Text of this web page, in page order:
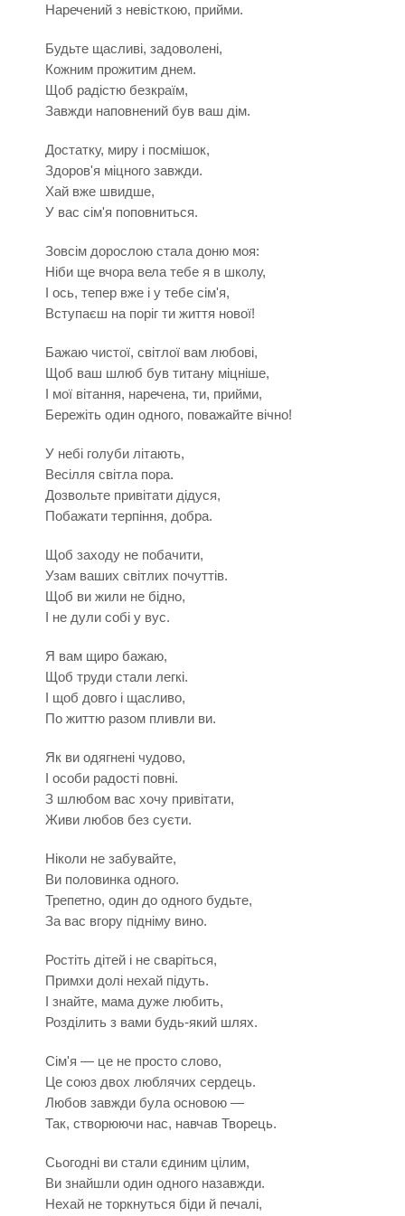
Наречений з невісткою, прийми.
Будьте щасливі, задоволені,
Кожним прожитим днем.
Щоб радістю безкраїм,
Завжди наповнений був ваш дім.
Достатку, миру і посмішок,
Здоров'я міцного завжди.
Хай вже швидше,
У вас сім'я поповниться.
Зовсім дорослою стала доню моя:
Ніби ще вчора вела тебе я в школу,
І ось, тепер вже і у тебе сім'я,
Вступаєш на поріг ти життя нової!
Бажаю чистої, світлої вам любові,
Щоб ваш шлюб був титану міцніше,
І мої вітання, наречена, ти, прийми,
Бережіть один одного, поважайте вічно!
У небі голуби літають,
Весілля світла пора.
Дозвольте привітати дідуся,
Побажати терпіння, добра.
Щоб заходу не побачити,
Узам ваших світлих почуттів.
Щоб ви жили не бідно,
І не дули собі у вус.
Я вам щиро бажаю,
Щоб труди стали легкі.
І щоб довго і щасливо,
По життю разом пливли ви.
Як ви одягнені чудово,
І особи радості повні.
З шлюбом вас хочу привітати,
Живи любов без суєти.
Ніколи не забувайте,
Ви половинка одного.
Трепетно, один до одного будьте,
За вас вгору підніму вино.
Ростіть дітей і не сваріться,
Примхи долі нехай підуть.
І знайте, мама дуже любить,
Розділить з вами будь-який шлях.
Сім'я — це не просто слово,
Це союз двох люблячих сердець.
Любов завжди була основою —
Так, створюючи нас, навчав Творець.
Сьогодні ви стали єдиним цілим,
Ви знайшли один одного назавжди.
Нехай не торкнуться біди й печалі,